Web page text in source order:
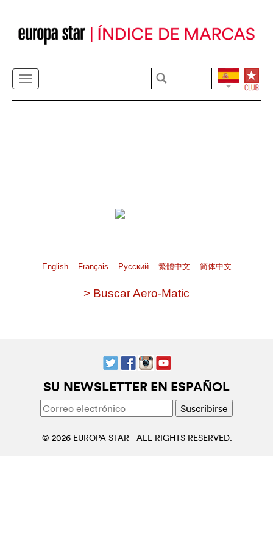
English Français Pусский 繁體中文 简体中文
> Buscar Aero-Matic
SU NEWSLETTER EN ESPAÑOL
© 2026 EUROPA STAR - ALL RIGHTS RESERVED.